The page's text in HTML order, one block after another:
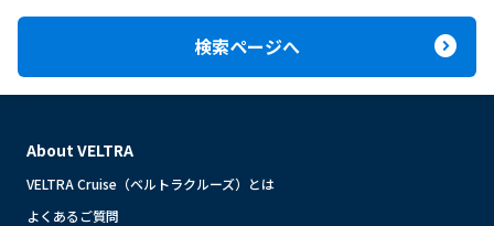
検索ページへ expand_circle_right
About VELTRA
VELTRA Cruise（ベルトラクルーズ）とは
よくあるご質問